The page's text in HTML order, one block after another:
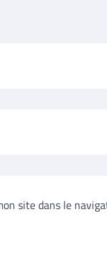
site dans le